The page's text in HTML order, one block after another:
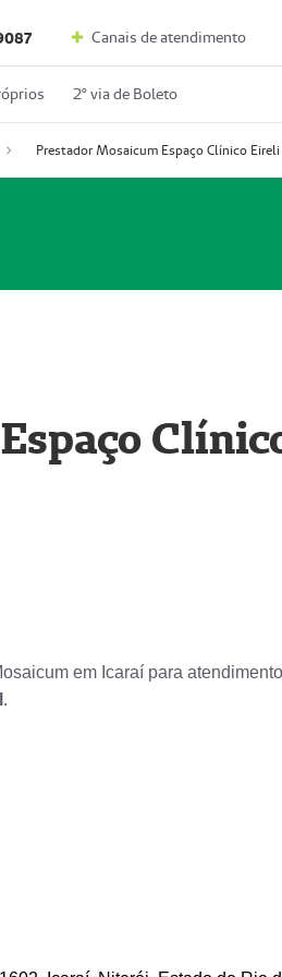
Canais de atendimento
2º via de Boleto
em Icaraí para
.